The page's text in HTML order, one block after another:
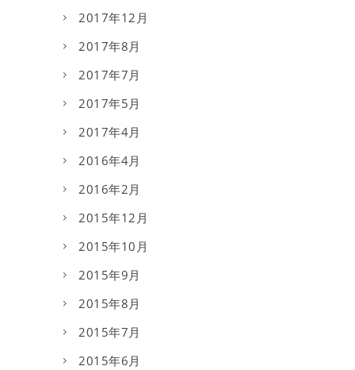
2017年12月
2017年8月
2017年7月
2017年5月
2017年4月
2016年4月
2016年2月
2015年12月
2015年10月
2015年9月
2015年8月
2015年7月
2015年6月